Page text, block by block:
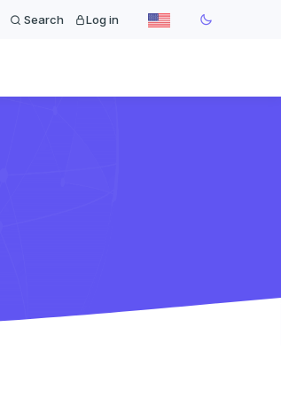
Search Log in